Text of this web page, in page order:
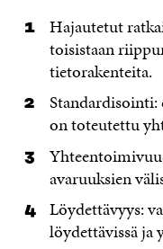
Hajautetut
toisistaan
tietorakenteita.
Standardisointi:
on toteutettu
avaruuksien
Löydettävyys:
löydettävissä ja